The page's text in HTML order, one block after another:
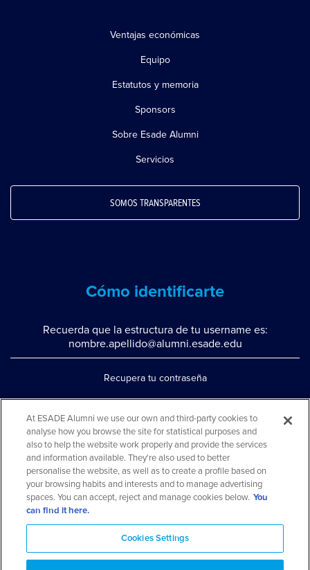
Ventajas económicas
Equipo
Estatutos y memoria
Sponsors
Sobre Esade Alumni
Servicios
SOMOS TRANSPARENTES
Cómo identificarte
Recuerda que la estructura de tu username es:
nombre.apellido@alumni.esade.edu
Recupera tu contraseña
Configura la doble autenticación
Contáctanos por whatsapp
Teléfono: 93 553 02 17
At ESADE Alumni we use our own and third-party cookies to
analyse how you browse the site for statistical purposes and
also to help the website work properly and provide the services
and information available. They're also used to better
personalise the website, as well as to create a profile based on
your browsing habits and interests and to manage advertising
spaces. You can accept, reject and manage cookies below. You
can find it here.
Cookies Settings